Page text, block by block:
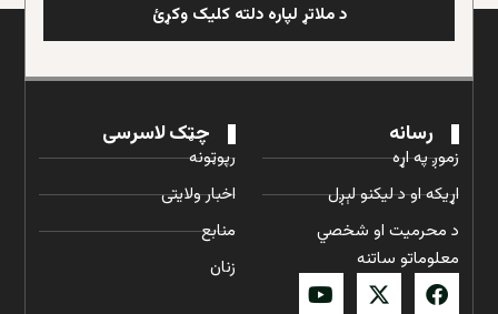
د ملاتړ لپاره دلته کلیک وکړئ
رسانه
زموږ په اړه
اړیکه او د لیکنو لېږل
د محرمیت او شخصي
معلوماتو ساتنه
چټک لاسرسی
رپوټونه
اخبار ولایتی
منابع
زنان